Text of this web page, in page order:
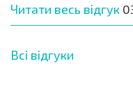
Читати весь відгук
Всі відгуки